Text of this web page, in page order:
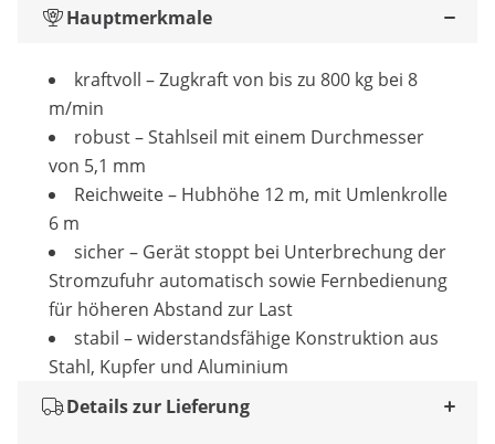
Hauptmerkmale
kraftvoll – Zugkraft von bis zu 800 kg bei 8
m/min
robust – Stahlseil mit einem Durchmesser
von 5,1 mm
Reichweite – Hubhöhe 12 m, mit Umlenkrolle
6 m
sicher – Gerät stoppt bei Unterbrechung der
Stromzufuhr automatisch sowie Fernbedienung
für höheren Abstand zur Last
stabil – widerstandsfähige Konstruktion aus
Stahl, Kupfer und Aluminium
Details zur Lieferung